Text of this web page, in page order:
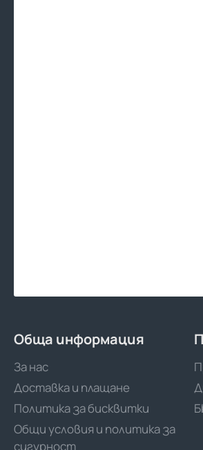
Обща информация
За нас
Доставка и плащане
Политика за бисквитки
Общи условия и политика за
сигурност